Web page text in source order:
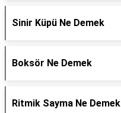
Sinir Küpü Ne Demek
Boksör Ne Demek
Ritmik Sayma Ne Demek